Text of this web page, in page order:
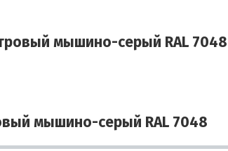
мышино-серый RAL 7048
мышино-серый RAL 7048